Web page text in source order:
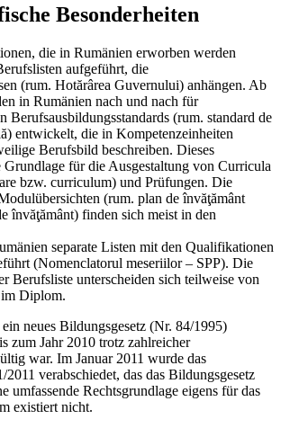
Besonderheiten
die in Rumänien erworben werden
aufgeführt, die
(rum. Hotărârea Guvernului) anhängen. Ab
in Rumänien nach und nach für
Berufsausbildungsstandards (rum. standard de
entwickelt, die in Kompetenzeinheiten
Berufsbild beschreiben. Dieses
für die Ausgestaltung von Curricula
bzw. curriculum) und Prüfungen. Die
(rum. plan de învăţământ
învăţământ) finden sich meist in den
separate Listen mit den Qualifikationen
(Nomenclatorul meseriilor – SPP). Die
Berufsliste unterscheiden sich teilweise von
Diplom.
neues Bildungsgesetz (Nr. 84/1995)
zum Jahr 2010 trotz zahlreicher
war. Im Januar 2011 wurde das
verabschiedet, das das Bildungsgesetz
umfassende Rechtsgrundlage eigens für das
existiert nicht.